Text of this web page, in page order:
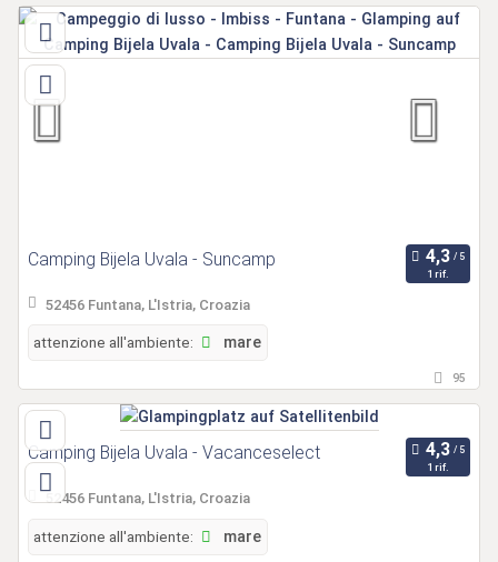
Camping Bijela Uvala - Suncamp
1 rif.
52456 Funtana, L'Istria, Croazia
attenzione all'ambiente: mare
95
Camping Bijela Uvala - Vacanceselect
1 rif.
52456 Funtana, L'Istria, Croazia
attenzione all'ambiente: mare